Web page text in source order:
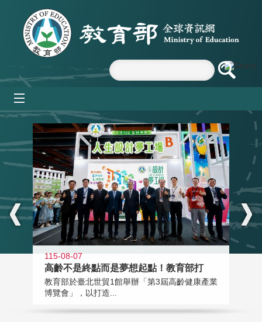
跳到主要內容區塊
:::
115-08-07
高齡不是終點而是夢想起點！教育部打
教育部於臺北世貿1館舉辦「第3屆高齡健康產業
博覽會」，以打造...